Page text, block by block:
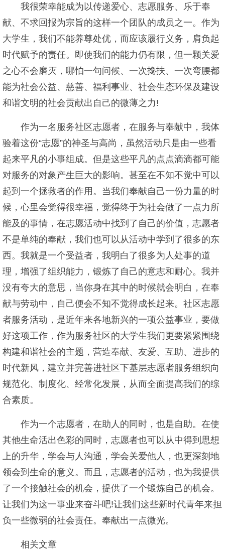
我很荣幸能成为以传递爱心、志愿服务、乐于奉
献、不求回报为宗旨的这样一个团队的成员之一。作为
大学生，我们不能养尊处优，而应该履行义务，肩负起
时代赋予的责任。即使我们的能力仍有限，但一颗关爱
之心不会磨灭，哪怕一句问候、一次搀扶、一次弯腰都
能为社会公益、慈善、福利事业、社会生态环保及建设
和谐文明的社会贡献出自己的微薄之力!
作为一名服务社区志愿者，在服务与奉献中，我体
验着这份“志愿”的神圣与高尚，虽然活动只是由一些看
起来平凡的小事组成。但是这些平凡的点点滴滴都可能
对服务的对象产生巨大的影响。甚至在不知不觉中可以
起到一个拯救者的作用。当我们奉献自己一份力量的时
候，心里会觉得很幸福，觉得终于为社会做了一点力所
能及的事情，在志愿活动中找到了自己的价值，志愿者
不是单纯的奉献，我们也可以从活动中学到了很多的东
西。我就是一个受益者，我明白了很多为人处事的道
理，增强了组织能力，锻炼了自己的意志和耐心。我并
没有夸大的意思，当你身在其中的时候就会明白，在奉
献与劳动中，自己便会不知不觉得成长起来。社区志愿
者服务活动，是近年来各地新兴的一项公益事业，要做
好这项工作，作为服务社区的大学生我们更要紧紧围绕
构建和谐社会的主题，营造奉献、友爱、互助、进步的
时代新风，建立并完善进社区下基层志愿者服务组织向
规范化、制度化、经常化发展，从而全面提高我们的综
合素质。
作为一个志愿者，在助人的同时，也是自助。在使
其他生命活出色彩的同时，志愿者也可以从中得到思想
上的升华，学会与人沟通，学会关爱他人，也更深刻地
领会到生命的意义。而且，志愿者的活动，也为我提供
了一个接触社会的机会，提供了一个锻炼自己的机会。
让我们为这一事业来奋斗吧!让我们这些新时代青年来担
负一些微弱的社会责任。奉献出一点微光。
相关文章